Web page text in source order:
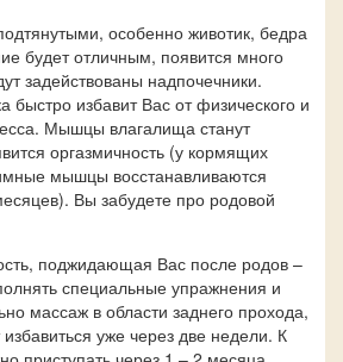
особенно животик, бедра
будет отличным, появится много
задействованы надпочечники.
быстро избавит Вас от физического и
Мышцы влагалища станут
оргазмичность (у кормящих
мышцы восстанавливаются
Вы забудете про родовой
поджидающая Вас после родов –
специальные упражнения и
массаж в области заднего прохода,
уже через две недели. К